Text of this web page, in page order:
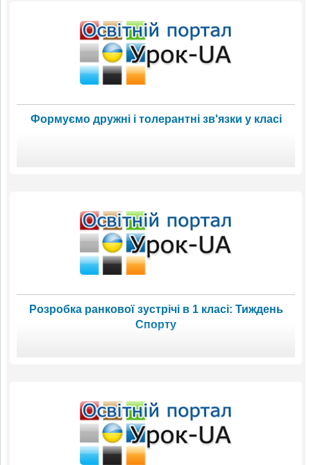
Формуємо дружні і толерантні зв'язки у класі
Розробка ранкової зустрічі в 1 класі: Тиждень
Спорту